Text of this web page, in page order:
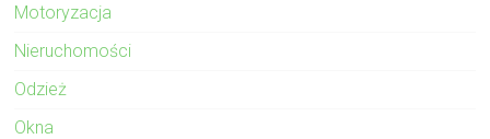
Motoryzacja
Nieruchomości
Odzież
Okna